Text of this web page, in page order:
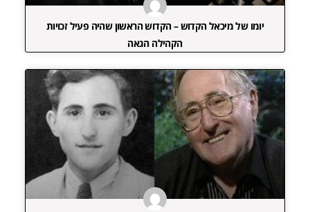
יומו של מיכאל הקדוש – הקדוש הראשון שהיה פעיל זכויות
הקהילה הגאה